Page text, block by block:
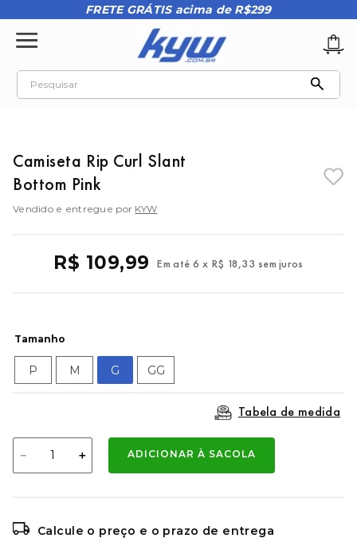
FRETE GRÁTIS acima de R$299
Pesquisar
Camiseta Rip Curl Slant
Bottom Pink
Vendido e entregue por KYW
R$ 109,99 Em até 6 x R$ 18,33 sem juros
Tamanho
P M G GG
Tabela de medida
＋
－ ADICIONAR À SACOLA
Calcule o preço e o prazo de entrega
2º oakley
kenner
8º regata
9º mochila oakley